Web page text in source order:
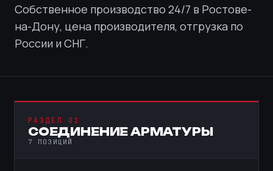
Собственное производство 24/7 в Ростове-
на-Дону, цена производителя, отгрузка по
России и СНГ.
РАЗДЕЛ 01
СОЕДИНЕНИЕ АРМАТУРЫ
7 ПОЗИЦИЙ